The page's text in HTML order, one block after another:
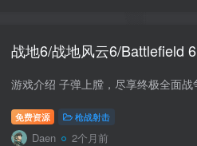
战地6/战地风云6/Battlefield 6
免费资源 枪战射击
Daen 2个月前